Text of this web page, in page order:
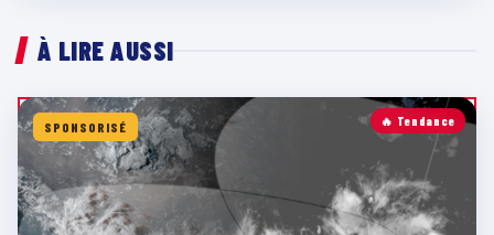
À LIRE AUSSI
🔥 Tendance
SPONSORISÉ